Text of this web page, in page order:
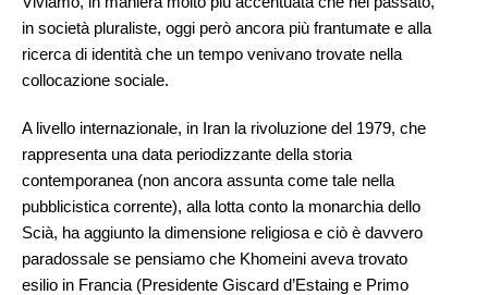
in società pluraliste, oggi però ancora più frantumate e alla
ricerca di identità che un tempo venivano trovate nella
collocazione sociale.
A livello internazionale, in Iran la rivoluzione del 1979, che
rappresenta una data periodizzante della storia
contemporanea (non ancora assunta come tale nella
pubblicistica corrente), alla lotta conto la monarchia dello
Scià, ha aggiunto la dimensione religiosa e ciò è davvero
paradossale se pensiamo che Khomeini aveva trovato
esilio in Francia (Presidente Giscard d’Estaing e Primo